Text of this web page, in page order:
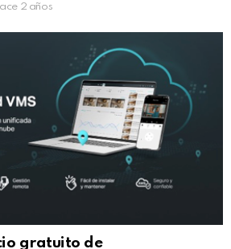
2 años
gratuito de